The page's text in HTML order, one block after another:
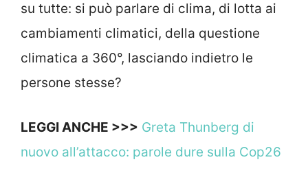
su tutte: si può parlare di clima, di lotta ai
cambiamenti climatici, della questione
climatica a 360°, lasciando indietro le
persone stesse?
LEGGI ANCHE >>> Greta Thunberg di
nuovo all’attacco: parole dure sulla Cop26